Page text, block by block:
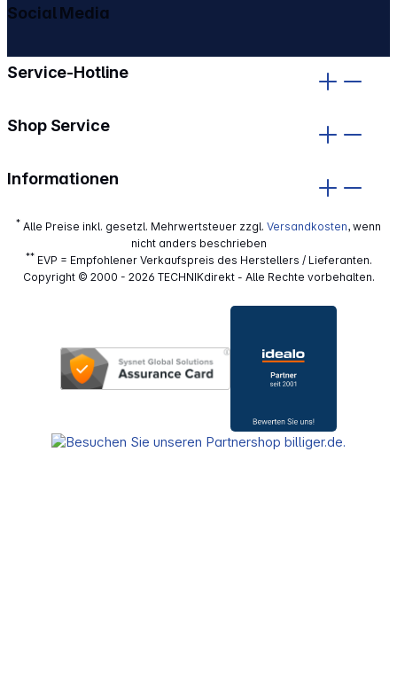
Service-Hotline
Shop Service
Informationen
Social Media
* Alle Preise inkl. gesetzl. Mehrwertsteuer zzgl. Versandkosten, wenn
nicht anders beschrieben
**EVP = Empfohlener Verkaufspreis des Herstellers / Lieferanten.
Copyright © 2000 - 2026 TECHNIKdirekt - Alle Rechte vorbehalten.